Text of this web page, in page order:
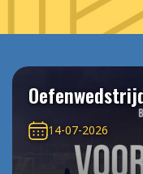
14-07-2026